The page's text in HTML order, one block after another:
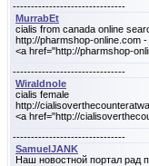
-------------------------------
MurrabEt
cialis from canada online
http://pharmshop-online.com
<a href="http://pharmshop-
-------------------------------
Wiraldnole
cialis female
http://
<a href="http://
-------------------------------
SamuelJANK
Наш новостной портал рад